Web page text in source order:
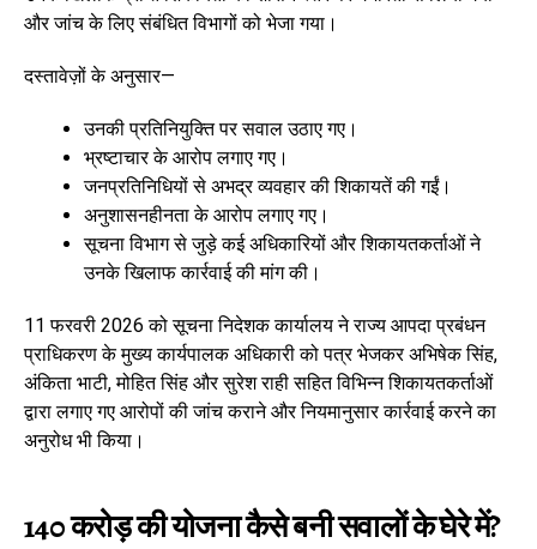
और जांच के लिए संबंधित विभागों को भेजा गया।
दस्तावेज़ों के अनुसार—
उनकी प्रतिनियुक्ति पर सवाल उठाए गए।
भ्रष्टाचार के आरोप लगाए गए।
जनप्रतिनिधियों से अभद्र व्यवहार की शिकायतें की गईं।
अनुशासनहीनता के आरोप लगाए गए।
सूचना विभाग से जुड़े कई अधिकारियों और शिकायतकर्ताओं ने
उनके खिलाफ कार्रवाई की मांग की।
11 फरवरी 2026 को सूचना निदेशक कार्यालय ने राज्य आपदा प्रबंधन
प्राधिकरण के मुख्य कार्यपालक अधिकारी को पत्र भेजकर अभिषेक सिंह,
अंकिता भाटी, मोहित सिंह और सुरेश राही सहित विभिन्न शिकायतकर्ताओं
द्वारा लगाए गए आरोपों की जांच कराने और नियमानुसार कार्रवाई करने का
अनुरोध भी किया।
140 करोड़ की योजना कैसे बनी सवालों के घेरे में?